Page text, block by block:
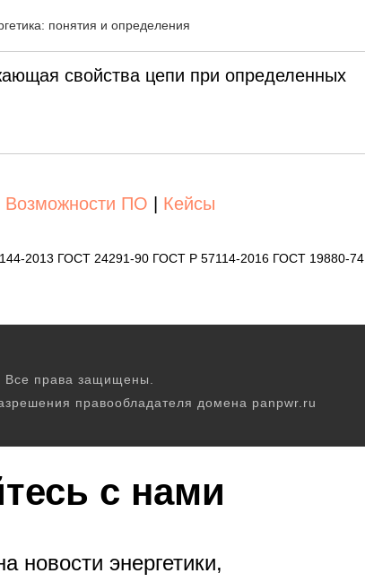
понятия и определения цепи
свойства цепи при определенных
Возможности ПО Кейсы
2013 ГОСТ 24291-90 ГОСТ Р 57114-2016 ГОСТ 19880-74
Все права защищены.
правообладателя домена panpwr.ru
с нами
новости энергетики,